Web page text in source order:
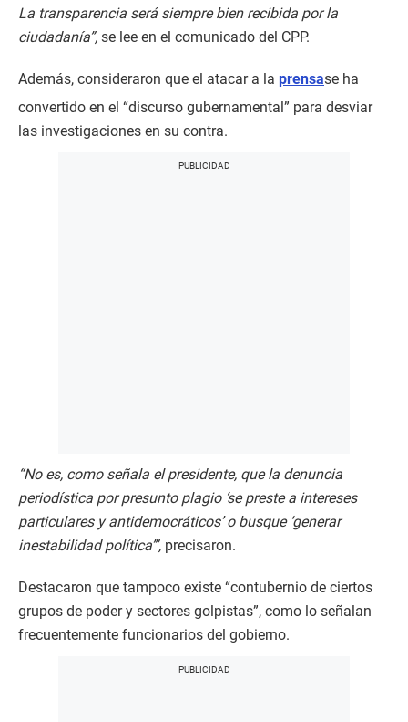
La transparencia será siempre bien recibida por la
ciudadanía”, se lee en el comunicado del CPP.
Además, consideraron que el atacar a la prensase ha
convertido en el “discurso gubernamental” para desviar
las investigaciones en su contra.
“No es, como señala el presidente, que la denuncia
periodística por presunto plagio ‘se preste a intereses
particulares y antidemocráticos’ o busque ‘generar
inestabilidad política’”, precisaron.
Destacaron que tampoco existe “contubernio de ciertos
grupos de poder y sectores golpistas”, como lo señalan
frecuentemente funcionarios del gobierno.